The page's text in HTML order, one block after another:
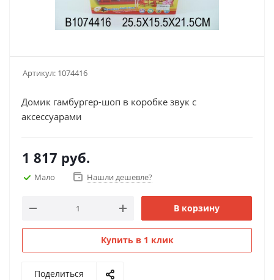
Артикул: 1074416
Домик гамбургер-шоп в коробке звук с
аксессуарами
1 817 руб.
Мало Нашли дешевле?
В корзину
Купить в 1 клик
Поделиться